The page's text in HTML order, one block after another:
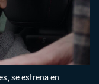
se estrena en